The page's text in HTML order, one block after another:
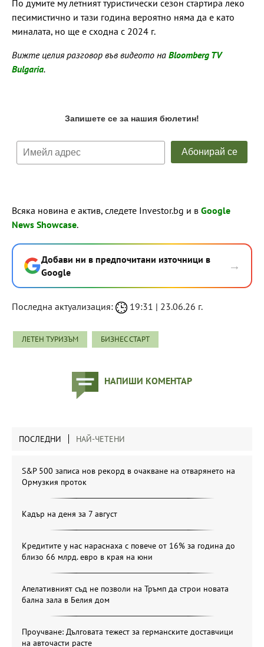
По думите му летният туристически сезон стартира леко
песимистично и тази година вероятно няма да е като
миналата, но ще е сходна с 2024 г.
Вижте целия разговор във видеото на Bloomberg TV
Bulgaria.
Всяка новина е актив, следете Investor.bg и в Google
News Showcase.
Добави ни в предпочитани източници в
Google
→
Последна актуализация: 19:31 | 23.06.26 г.
ЛЕТЕН ТУРИЗЪМ БИЗНЕС СТАРТ
НАПИШИ КОМЕНТАР
ПОСЛЕДНИ НАЙ-ЧЕТЕНИ
S&P 500 записа нов рекорд в очакване на отварянето на
Ормузкия проток
Кадър на деня за 7 август
Кредитите у нас нараснаха с повече от 16% за година до
близо 66 млрд. евро в края на юни
Апелативният съд не позволи на Тръмп да строи новата
бална зала в Белия дом
Проучване: Дълговата тежест за германските доставчици
на авточасти расте